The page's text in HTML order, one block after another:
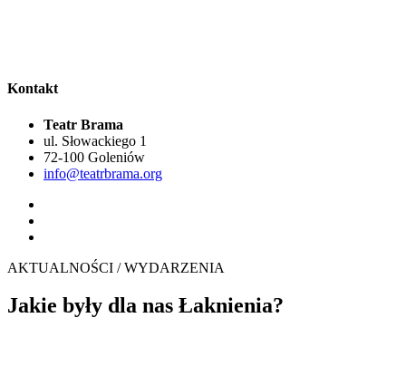
Kontakt
Teatr Brama
ul. Słowackiego 1
72-100 Goleniów
info@teatrbrama.org
AKTUALNOŚCI / WYDARZENIA
Jakie były dla nas Łaknienia?